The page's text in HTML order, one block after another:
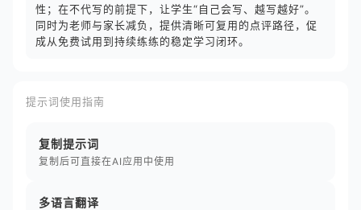
性；在不代写的前提下，让学生“自己会写、越写越好”。
同时为老师与家长减负，提供清晰可复用的点评路径，促
成从免费试用到持续练练的稳定学习闭环。
提示词使用指南
复制提示词
复制后可直接在AI应用中使用
多语言翻译